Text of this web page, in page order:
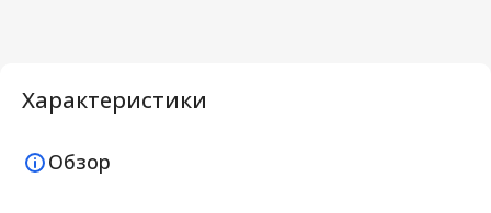
Характеристики
Обзор